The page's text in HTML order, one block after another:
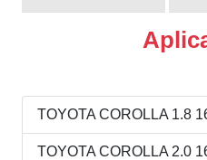
TOYOTA COROLLA 1.8
TOYOTA COROLLA 2.0